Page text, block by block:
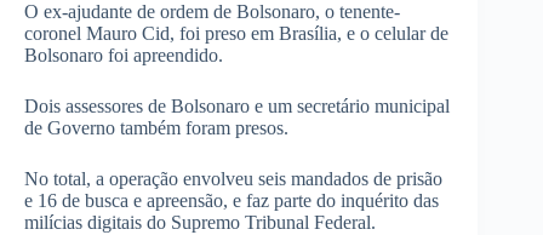
O ex-ajudante de ordem de Bolsonaro, o tenente-
coronel Mauro Cid, foi preso em Brasília, e o celular de
Bolsonaro foi apreendido.
Dois assessores de Bolsonaro e um secretário municipal
de Governo também foram presos.
No total, a operação envolveu seis mandados de prisão
e 16 de busca e apreensão, e faz parte do inquérito das
milícias digitais do Supremo Tribunal Federal.